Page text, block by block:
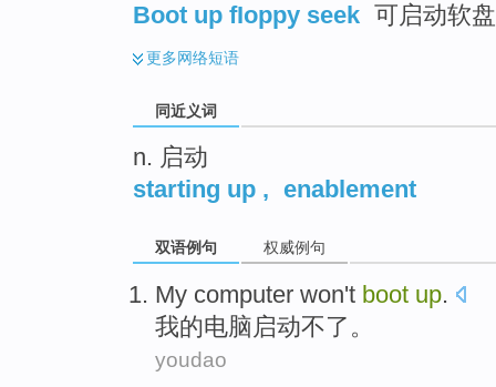
Boot up fIoppy seek 可启动软盘
更多网络短语
同近义词
n. 启动
starting up , enablement
双语例句 权威例句
My computer won't boot up.
我的电脑启动不了。
youdao